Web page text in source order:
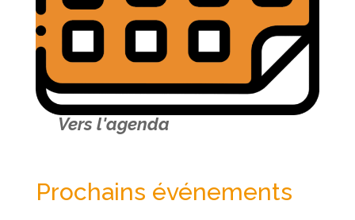
Vers l'agenda
Prochains événements